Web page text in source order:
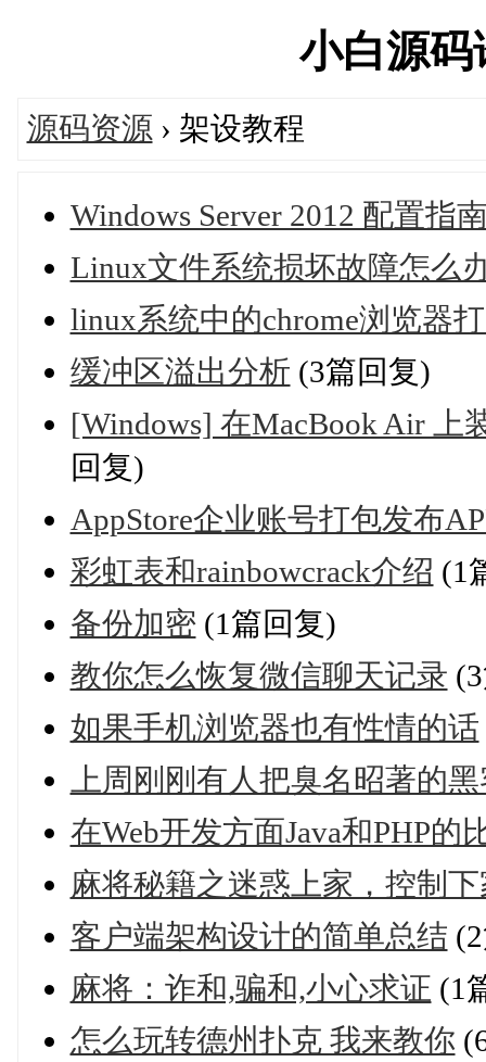
小白源
源码资源 › 架设教程
Windows Server 2012 配置指
Linux文件系统损坏故障怎么
linux系统中的chrome浏览器
缓冲区溢出分析 (3篇回复)
[Windows] 在MacBook Air 上
回复)
AppStore企业账号打包发布
彩虹表和rainbowcrack介绍 (1
备份加密(1篇回复)
教你怎么恢复微信聊天记录
如果手机浏览器也有性情的话
上周刚刚有人把臭名昭著的
在Web开发方面Java和PHP的
麻将秘籍之迷惑上家，控制下
客户端架构设计的简单总结
麻将：诈和,骗和,小心求证 (1
怎么玩转德州扑克 我来教你